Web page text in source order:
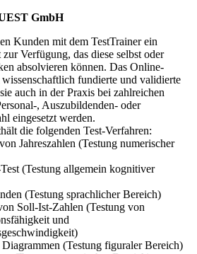
GmbH
Kunden mit dem TestTrainer ein
Verfügung, das diese selbst oder
absolvieren können. Das Online-
wissenschaftlich fundierte und validierte
auch in der Praxis bei zahlreichen
, Auszubildenden- oder
eingesetzt werden.
die folgenden Test-Verfahren:
Jahreszahlen (Testung numerischer
(Testung allgemein kognitiver
(Testung sprachlicher Bereich)
Soll-Ist-Zahlen (Testung von
und
(Testung figuraler Bereich)